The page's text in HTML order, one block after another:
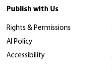
Publish with Us
Rights & Permissions
AI Policy
Accessibility